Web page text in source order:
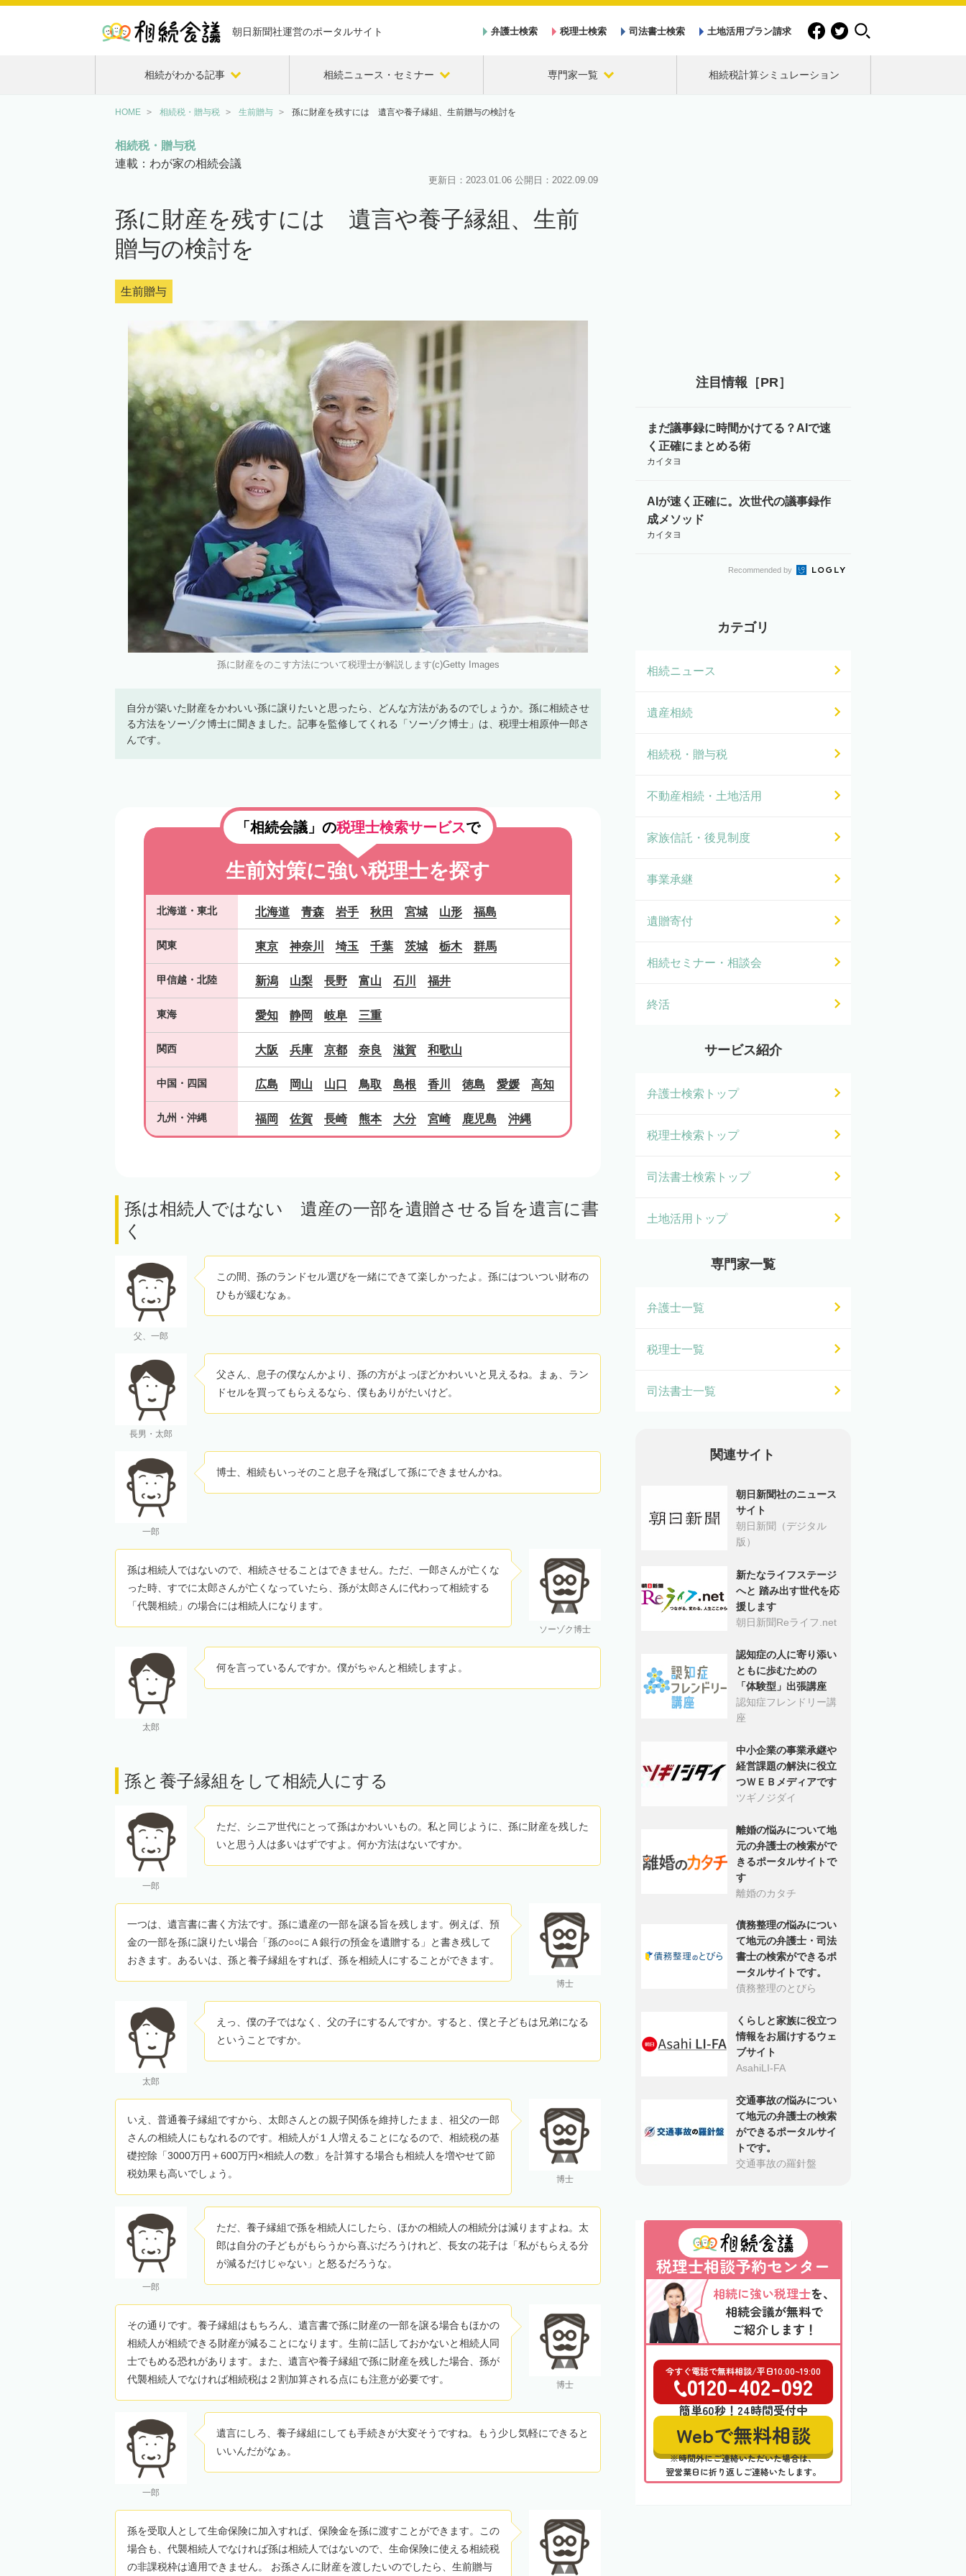
朝日新聞社運営のポータルサイト 弁護士検索 税理士検索 司法書士検索 土地活用プラン請求
相続がわかる記事 相続ニュース・セミナー 専門家一覧 相続税計算シミュレーション
HOME 相続税・贈与税 生前贈与 孫に財産を残すには 遺言や養子縁組、生前贈与の検討を
相続税・贈与税
連載：わが家の相続会議
更新日： 2023.01.06 公開日： 2022.09.09
孫に財産を残すには 遺言や養子縁組、生前
贈与の検討を
生前贈与
孫に財産をのこす方法について税理士が解説します(c)Getty Images
自分が築いた財産をかわいい孫に譲りたいと思ったら、どんな方法があるのでしょうか。孫に相続させ
る方法をソーゾク博士に聞きました。記事を監修してくれる「ソーゾク博士」は、税理士相原仲一郎さ
んです。
「相続会議」の税理士検索サービスで
生前対策に強い税理士を探す
北海道 ・ 東北 北海道 青森 岩手 秋田 宮城 山形 福島
関東 東京 神奈川 埼玉 千葉 茨城 栃木 群馬
甲信越 ・ 北陸 新潟 山梨 長野 富山 石川 福井
東海 愛知 静岡 岐阜 三重
関西 大阪 兵庫 京都 奈良 滋賀 和歌山
中国 ・ 四国 広島 岡山 山口 鳥取 島根 香川 徳島 愛媛 高知
九州 ・ 沖縄 福岡 佐賀 長崎 熊本 大分 宮崎 鹿児島 沖縄
孫は相続人ではない 遺産の一部を遺贈させる旨を遺言に書
く
この間、孫のランドセル選びを一緒にできて楽しかったよ。孫にはついつい財布の
ひもが緩むなぁ。
父、一郎
父さん、息子の僕なんかより、孫の方がよっぽどかわいいと見えるね。まぁ、ラン
ドセルを買ってもらえるなら、僕もありがたいけど。
長男・太郎
博士、相続もいっそのこと息子を飛ばして孫にできませんかね。
一郎
孫は相続人ではないので、相続させることはできません。ただ、一郎さんが亡くな
った時、すでに太郎さんが亡くなっていたら、孫が太郎さんに代わって相続する
「代襲相続」の場合には相続人になります。
ソーゾク博士
何を言っているんですか。僕がちゃんと相続しますよ。
太郎
孫と養子縁組をして相続人にする
ただ、シニア世代にとって孫はかわいいもの。私と同じように、孫に財産を残した
いと思う人は多いはずですよ。何か方法はないですか。
一郎
一つは、遺言書に書く方法です。孫に遺産の一部を譲る旨を残します。例えば、預
金の一部を孫に譲りたい場合「孫の○○にＡ銀行の預金を遺贈する」と書き残して
おきます。あるいは、孫と養子縁組をすれば、孫を相続人にすることができます。
博士
えっ、僕の子ではなく、父の子にするんですか。すると、僕と子どもは兄弟になる
ということですか。
太郎
いえ、普通養子縁組ですから、太郎さんとの親子関係を維持したまま、祖父の一郎
さんの相続人にもなれるのです。相続人が１人増えることになるので、相続税の基
礎控除「3000万円＋600万円×相続人の数」を計算する場合も相続人を増やせて節
税効果も高いでしょう。
博士
ただ、養子縁組で孫を相続人にしたら、ほかの相続人の相続分は減りますよね。太
郎は自分の子どもがもらうから喜ぶだろうけれど、長女の花子は「私がもらえる分
が減るだけじゃない」と怒るだろうな。
一郎
その通りです。養子縁組はもちろん、遺言書で孫に財産の一部を譲る場合もほかの
相続人が相続できる財産が減ることになります。生前に話しておかないと相続人同
士でもめる恐れがあります。また、遺言や養子縁組で孫に財産を残した場合、孫が
代襲相続人でなければ相続税は２割加算される点にも注意が必要です。
博士
遺言にしろ、養子縁組にしても手続きが大変そうですね。もう少し気軽にできると
いいんだがなぁ。
一郎
孫を受取人として生命保険に加入すれば、保険金を孫に渡すことができます。この
場合も、代襲相続人でなければ孫は相続人ではないので、生命保険に使える相続税
の非課税枠は適用できません。 お孫さんに財産を渡したいのでしたら、生前贈与
注目情報［PR］
まだ議事録に時間かけてる？AIで速
く正確にまとめる術
カイタヨ
AIが速く正確に。次世代の議事録作
成メソッド
カイタヨ
Recommended by
カテゴリ
相続ニュース
遺産相続
相続税・贈与税
不動産相続・土地活用
家族信託・後見制度
事業承継
遺贈寄付
相続セミナー・相談会
終活
サービス紹介
弁護士検索トップ
税理士検索トップ
司法書士検索トップ
土地活用トップ
専門家一覧
弁護士一覧
税理士一覧
司法書士一覧
関連サイト
朝日新聞社のニュース
サイト
朝日新聞（デジタル
版）
新たなライフステージ
へと 踏み出す世代を応
援します
朝日新聞Reライフ.net
認知症の人に寄り添い
ともに歩むための
「体験型」出張講座
認知症フレンドリー講
座
中小企業の事業承継や
経営課題の解決に役立
つＷＥＢメディアです
ツギノジダイ
離婚の悩みについて地
元の弁護士の検索がで
きるポータルサイトで
す
離婚のカタチ
債務整理の悩みについ
て地元の弁護士・司法
書士の検索ができるポ
ータルサイトです。
債務整理のとびら
くらしと家族に役立つ
情報をお届けするウェ
ブサイト
AsahiLI-FA
交通事故の悩みについ
て地元の弁護士の検索
ができるポータルサイ
トです。
交通事故の羅針盤
税理士相談予約センター
相続に強い税理士を、
相続会議が無料で
ご紹介します！
今すぐ電話で無料相談/平日10:00~19:00
0120-402-092
簡単60秒！24時間受付中
Webで無料相談
※時間外にご連絡いただいた場合は、
翌営業日に折り返しご連絡いたします。